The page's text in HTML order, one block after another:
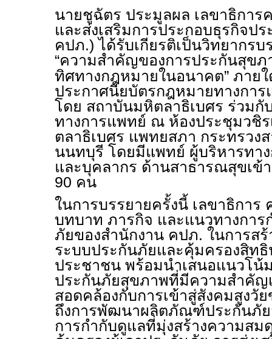
นายชูฉัตร ประมูลผล เลขาธิกา
และส่งเสริมการประกอบธุรกิจป
คปภ.) ได้รับเกียรติเป็นวิทยากร
“ความสำคัญของการประกันสุข
ทิศทางกฎหมายในอนาคต” ภาย
ประกาศนียบัตรกฎหมายทางกา
โดย สถาบันมหิตลาธิเบศร ร่วม
ทางการแพทย์ ณ ห้องประชุมวชิ
ตลาธิเบศร แพทยสภา กระทรวง
นนทบุรี โดยมีแพทย์ ผู้บริหารทา
และบุคลากร ด้านสาธารณสุขเข้
90 คน
ในการบรรยายครั้งนี้ เลขาธิการ
บทบาท ภารกิจ และแนวทางกา
ภัยของสำนักงาน คปภ. ในการส
ระบบประกันภัยและคุ้มครองสิท
ประชาชน พร้อมนำเสนอแนวโน้
ประกันภัยสุขภาพที่มีความสำคัญ
สอดคล้องกับการเข้าสู่สังคมสูงวั
ถึงการพัฒนาผลิตภัณฑ์ประกันภั
การกำกับดูแลที่มุ่งสร้างความสม